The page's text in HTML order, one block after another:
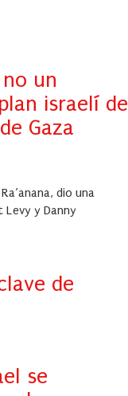
un
israelí de
Gaza
dio una
Levy y Danny
de
se